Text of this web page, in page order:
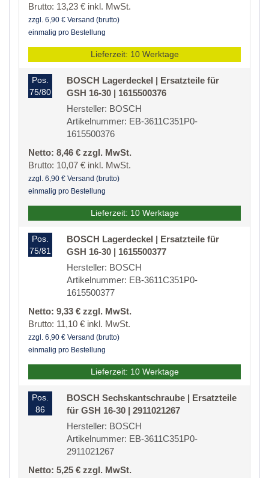
Brutto: 13,23 € inkl. MwSt.
zzgl. 6,90 € Versand (brutto)
einmalig pro Bestellung
Lieferzeit: 10 Werktage
Pos.
75/80
BOSCH Lagerdeckel | Ersatzteile für
GSH 16-30 | 1615500376
Hersteller: BOSCH
Artikelnummer: EB-3611C351P0-
1615500376
Netto: 8,46 € zzgl. MwSt.
Brutto: 10,07 € inkl. MwSt.
zzgl. 6,90 € Versand (brutto)
einmalig pro Bestellung
Lieferzeit: 10 Werktage
Pos.
75/81
BOSCH Lagerdeckel | Ersatzteile für
GSH 16-30 | 1615500377
Hersteller: BOSCH
Artikelnummer: EB-3611C351P0-
1615500377
Netto: 9,33 € zzgl. MwSt.
Brutto: 11,10 € inkl. MwSt.
zzgl. 6,90 € Versand (brutto)
einmalig pro Bestellung
Lieferzeit: 10 Werktage
Pos.
86
BOSCH Sechskantschraube | Ersatzteile
für GSH 16-30 | 2911021267
Hersteller: BOSCH
Artikelnummer: EB-3611C351P0-
2911021267
Netto: 5,25 € zzgl. MwSt.